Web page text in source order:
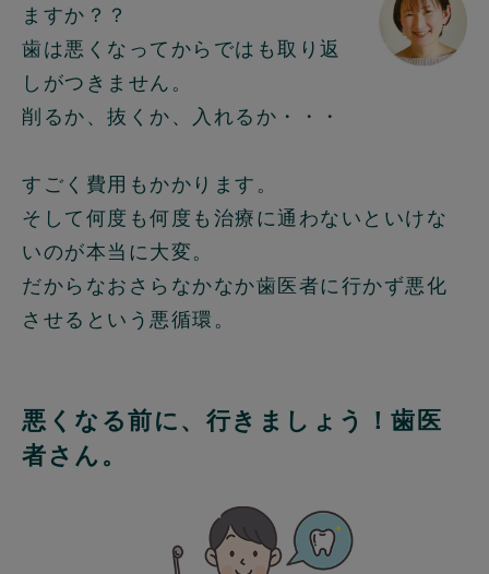
ますか？？
歯は悪くなってからではも取り返
しがつきません。
削るか、抜くか、入れるか・・・
すごく費用もかかります。
そして何度も何度も治療に通わないといけな
いのが本当に大変。
だからなおさらなかなか歯医者に行かず悪化
させるという悪循環。
悪くなる前に、行きましょう！歯医
者さん。